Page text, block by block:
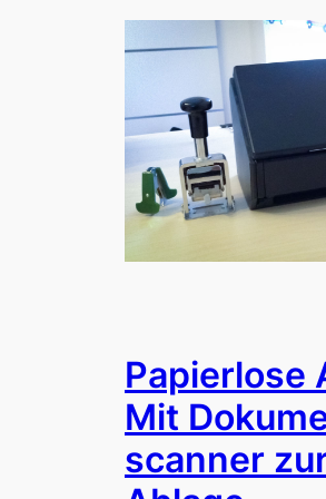
Papierlose
Mit
scanner